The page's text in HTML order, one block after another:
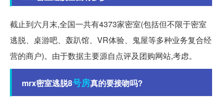
截止到六月末,全国一共有4373家密室(包括但不限于密室
逃脱、桌游吧、轰趴馆、VR体验、鬼屋等多种业务复合经
营的商户)。由于数据主要源自点评及团购网站,考虑。
mrx密室逃脱8号房真的要接吻吗?